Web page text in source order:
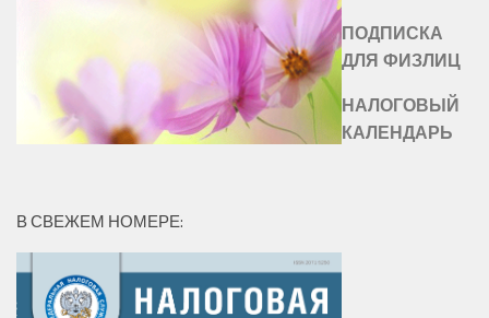
ПОДПИСКА
ДЛЯ ФИЗЛИЦ
НАЛОГОВЫЙ
КАЛЕНДАРЬ
В СВЕЖЕМ НОМЕРЕ: